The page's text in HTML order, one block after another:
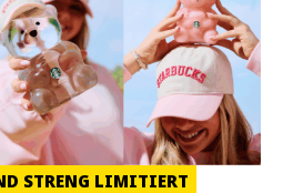
STRENG LIMITIERT